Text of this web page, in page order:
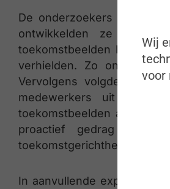
De onderzoekers hebben
ontwikkelden ze een
toekomstbeelden konden
verhielden. Zo ontstond
Vervolgens volgden
medewerkers uit
toekomstbeelden als meer
proactief gedrag liet
toekomstgerichtheid of
In aanvullende
Wij
voor